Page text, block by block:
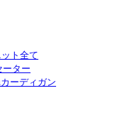
ット全て
ーター
カーディガン